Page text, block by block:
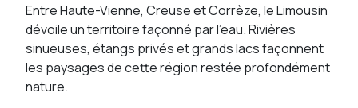
Entre Haute-Vienne, Creuse et Corrèze, le Limousin
dévoile un territoire façonné par l’eau. Rivières
sinueuses, étangs privés et grands lacs façonnent
les paysages de cette région restée profondément
nature.